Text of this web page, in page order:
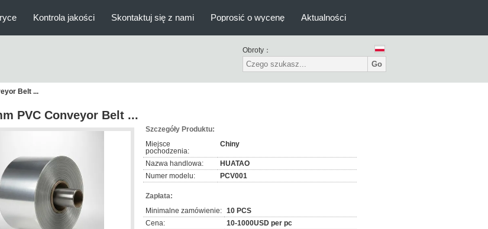
Kontrola jakości Skontaktuj się z nami Poprosić o wycenę Aktualności
Obroty：
Go
Belt ...
PVC Conveyor Belt ...
Szczegóły Produktu:
Miejsce
pochodzenia:
Chiny
Nazwa handlowa:
HUATAO
Numer modelu:
PCV001
Zapłata:
Minimalne zamówienie: 10 PCS
Cena:
10-1000USD per pc